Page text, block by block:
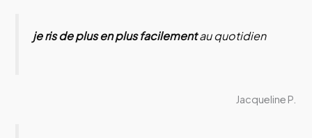
je ris de plus en plus facilementau quotidien
Jacqueline P.